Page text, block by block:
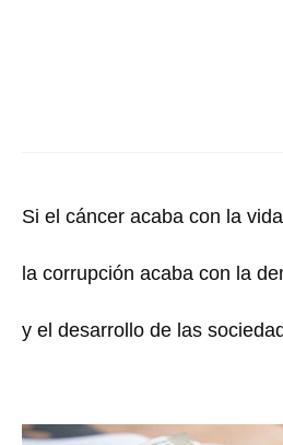
Si el cáncer acaba con la
la corrupción acaba con la
y el desarrollo de las